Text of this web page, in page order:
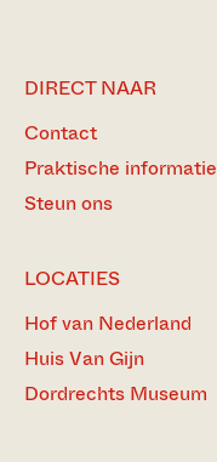
DIRECT NAAR
Contact
Praktische informatie
Steun ons
LOCATIES
Hof van Nederland
Huis Van Gijn
Dordrechts Museum